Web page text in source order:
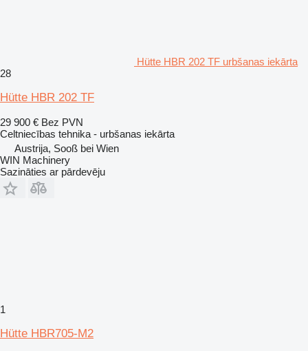
Hütte HBR 202 TF urbšanas iekārta
28
Hütte HBR 202 TF
29 900 € Bez PVN
Celtniecības tehnika - urbšanas iekārta
Austrija, Sooß bei Wien
WIN Machinery
Sazināties ar pārdevēju
1
Hütte HBR705-M2